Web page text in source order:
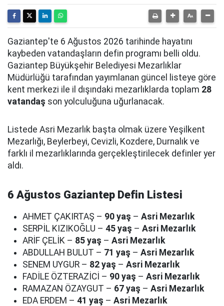
Gaziantep'te 6 Ağustos 2026 tarihinde hayatını
kaybeden vatandaşların defin programı belli oldu.
Gaziantep Büyükşehir Belediyesi Mezarlıklar
Müdürlüğü tarafından yayımlanan güncel listeye göre
kent merkezi ile il dışındaki mezarlıklarda toplam 28
vatandaş son yolculuğuna uğurlanacak.
Listede Asri Mezarlık başta olmak üzere Yeşilkent
Mezarlığı, Beylerbeyi, Cevizli, Kozdere, Durnalık ve
farklı il mezarlıklarında gerçekleştirilecek definler yer
aldı.
6 Ağustos Gaziantep Defin Listesi
AHMET ÇAKIRTAŞ – 90 yaş – Asri Mezarlık
SERPİL KIZIKOĞLU – 45 yaş – Asri Mezarlık
ARİF ÇELİK – 85 yaş – Asri Mezarlık
ABDULLAH BULUT – 71 yaş – Asri Mezarlık
SENEM UYGUR – 82 yaş – Asri Mezarlık
FADİLE ÖZTERAZİCİ – 90 yaş – Asri Mezarlık
RAMAZAN ÖZAYGUT – 67 yaş – Asri Mezarlık
EDA ERDEM – 41 yaş – Asri Mezarlık